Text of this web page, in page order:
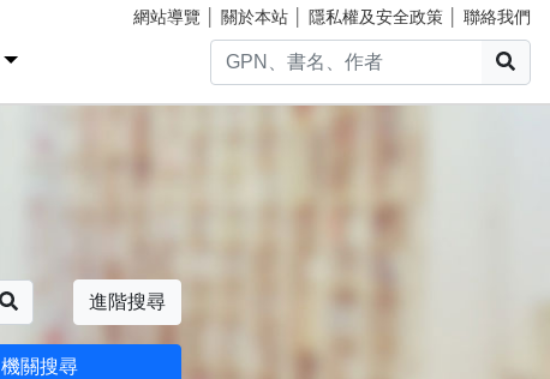
網站導覽 關於本站 隱私權及安全政策 聯絡我們
進階搜尋
機關搜尋